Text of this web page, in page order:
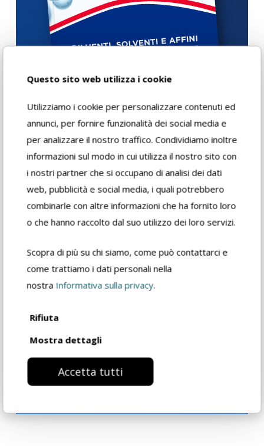
Questo sito web utilizza i cookie
Utilizziamo i cookie per personalizzare contenuti ed
annunci, per fornire funzionalità dei social media e
per analizzare il nostro traffico. Condividiamo inoltre
informazioni sul modo in cui utilizza il nostro sito con
i nostri partner che si occupano di analisi dei dati
web, pubblicità e social media, i quali potrebbero
combinarle con altre informazioni che ha fornito loro
o che hanno raccolto dal suo utilizzo dei loro servizi.
Scopra di più su chi siamo, come può contattarci e
come trattiamo i dati personali nella
nostra Informativa sulla privacy.
Rifiuta
Mostra dettagli
Accetta tutti
Download
Scheda di
sicurezza
Scheda tecnica
rivenditore
Catalogo prodotto
Richiedi informazioni